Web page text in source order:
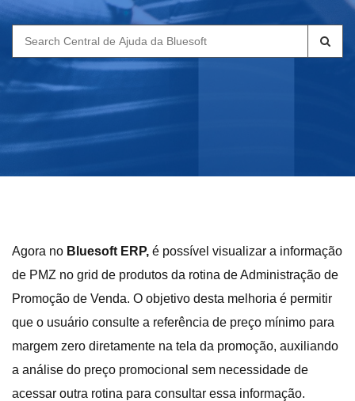
Search
for:
Agora no Bluesoft ERP, é possível visualizar a informação
de PMZ no grid de produtos da rotina de Administração de
Promoção de Venda. O objetivo desta melhoria é permitir
que o usuário consulte a referência de preço mínimo para
margem zero diretamente na tela da promoção, auxiliando
a análise do preço promocional sem necessidade de
acessar outra rotina para consultar essa informação.